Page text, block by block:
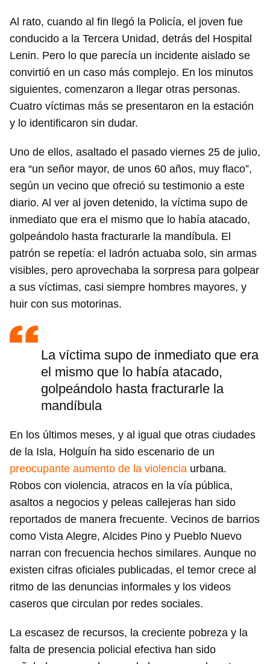
Guardar como favorito
Para poder guardar como favorito, primero has de
Al rato, cuando al fin llegó la Policía, el joven fue
conducido a la Tercera Unidad, detrás del Hospital
Lenin. Pero lo que parecía un incidente aislado se
convirtió en un caso más complejo. En los minutos
siguientes, comenzaron a llegar otras personas.
Cuatro víctimas más se presentaron en la estación
y lo identificaron sin dudar.
Uno de ellos, asaltado el pasado viernes 25 de julio,
era “un señor mayor, de unos 60 años, muy flaco”,
según un vecino que ofreció su testimonio a este
diario. Al ver al joven detenido, la víctima supo de
inmediato que era el mismo que lo había atacado,
golpeándolo hasta fracturarle la mandíbula. El
patrón se repetía: el ladrón actuaba solo, sin armas
visibles, pero aprovechaba la sorpresa para golpear
a sus víctimas, casi siempre hombres mayores, y
huir con sus motorinas.
La víctima supo de inmediato que era
el mismo que lo había atacado,
golpeándolo hasta fracturarle la
mandíbula
En los últimos meses, y al igual que otras ciudades
de la Isla, Holguín ha sido escenario de un
preocupante aumento de la violencia urbana.
Robos con violencia, atracos en la vía pública,
asaltos a negocios y peleas callejeras han sido
reportados de manera frecuente. Vecinos de barrios
como Vista Alegre, Alcides Pino y Pueblo Nuevo
narran con frecuencia hechos similares. Aunque no
existen cifras oficiales publicadas, el temor crece al
ritmo de las denuncias informales y los videos
caseros que circulan por redes sociales.
La escasez de recursos, la creciente pobreza y la
falta de presencia policial efectiva han sido